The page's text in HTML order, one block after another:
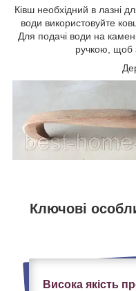
Ківш необхідний в лазні
води використовуйте
Для подачі води на
ручкою, щоб
Ключові
Висока якість